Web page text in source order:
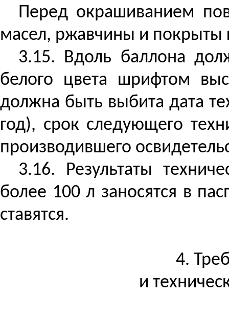
Перед окрашиванием
масел, ржавчины и покрыты
3.15. Вдоль баллона
белого цвета шрифтом
должна быть выбита дата
год), срок следующего
производившего
3.16. Результаты
более 100 л заносятся в
ставятся.
4.
и